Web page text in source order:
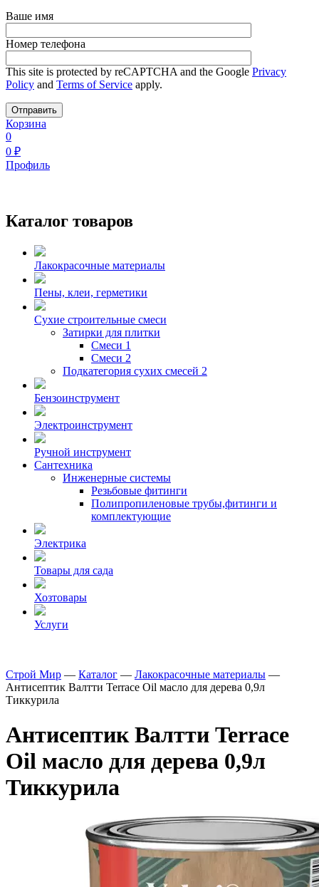
Ваше имя
Номер телефона
This site is protected by reCAPTCHA and the Google Privacy
Policy and Terms of Service apply.
Корзина
0
0 ₽
Профиль
Каталог товаров
Лакокрасочные материалы
Пены, клеи, герметики
Сухие строительные смеси
Затирки для плитки
Смеси 1
Смеси 2
Подкатегория сухих смесей 2
Бензоинструмент
Электроинструмент
Ручной инструмент
Сантехника
Инженерные системы
Резьбовые фитинги
Полипропиленовые трубы,фитинги и
комплектующие
Электрика
Товары для сада
Хозтовары
Услуги
Строй Мир — Каталог — Лакокрасочные материалы —
Антисептик Валтти Terrace Oil масло для дерева 0,9л
Тиккурила
Антисептик Валтти Terrace
Oil масло для дерева 0,9л
Тиккурила